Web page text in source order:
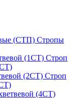
Стропы
Строп
Строп